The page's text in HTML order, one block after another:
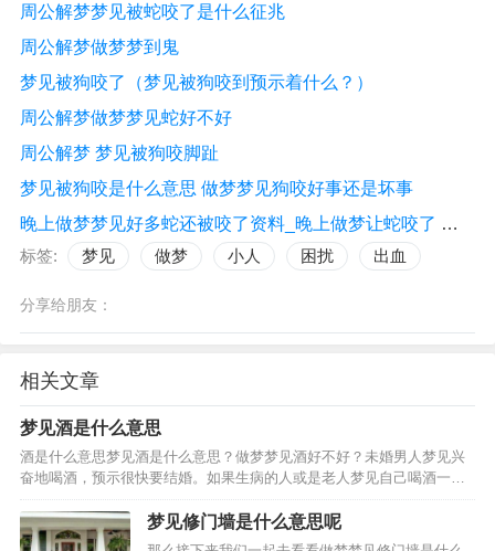
周公解梦梦见被蛇咬了是什么征兆
周公解梦做梦梦到鬼
梦见被狗咬了（梦见被狗咬到预示着什么？）
周公解梦做梦梦见蛇好不好
周公解梦 梦见被狗咬脚趾
梦见被狗咬是什么意思 做梦梦见狗咬好事还是坏事
晚上做梦梦见好多蛇还被咬了资料_晚上做梦让蛇咬了 解梦大全 周公解梦
标签:
梦见 做梦 小人 困扰 出血
分享给朋友：
相关文章
梦见酒是什么意思
酒是什么意思梦见酒是什么意思？做梦梦见酒好不好？未婚男人梦见兴
奋地喝酒，预示很快要结婚。如果生病的人或是老人梦见自己喝酒一饮
而尽，还暗示可能会遇到危险。妻子梦见给丈夫倒酒，暗示要生孩子。
男人梦见给妻子或情人一杯酒，夫妻或情人会恩爱如初。女人…
梦见修门墙是什么意思呢